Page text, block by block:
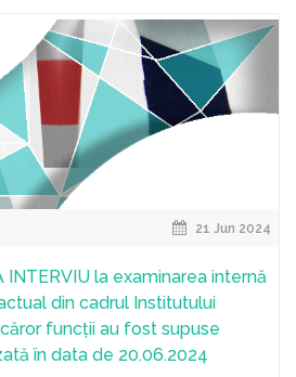
21 Jun 2024
INTERVIU la examinarea internă
din cadrul Institutului
funcții au fost supuse
în data de 20.06.2024